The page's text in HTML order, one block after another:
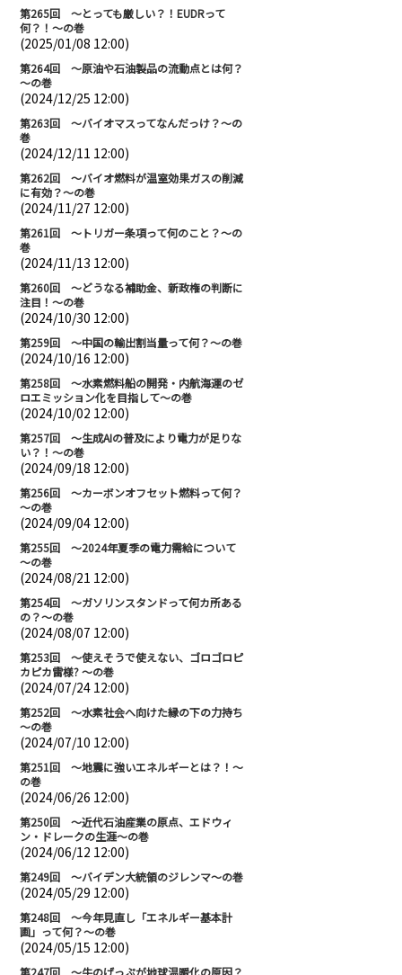
第265回 ～とっても厳しい？！EUDRって
何？！～の巻
(2025/01/08 12:00)
第264回 ～原油や石油製品の流動点とは何？
～の巻
(2024/12/25 12:00)
第263回 ～バイオマスってなんだっけ？～の
巻
(2024/12/11 12:00)
第262回 ～バイオ燃料が温室効果ガスの削減
に有効？～の巻
(2024/11/27 12:00)
第261回 ～トリガー条項って何のこと？～の
巻
(2024/11/13 12:00)
第260回 ～どうなる補助金、新政権の判断に
注目！～の巻
(2024/10/30 12:00)
第259回 ～中国の輸出割当量って何？～の巻
(2024/10/16 12:00)
第258回 ～水素燃料船の開発・内航海運のゼ
ロエミッション化を目指して～の巻
(2024/10/02 12:00)
第257回 ～生成AIの普及により電力が足りな
い？！～の巻
(2024/09/18 12:00)
第256回 ～カーボンオフセット燃料って何？
～の巻
(2024/09/04 12:00)
第255回 ～2024年夏季の電力需給について
～の巻
(2024/08/21 12:00)
第254回 ～ガソリンスタンドって何カ所ある
の？～の巻
(2024/08/07 12:00)
第253回 ～使えそうで使えない、ゴロゴロピ
カピカ雷様? ～の巻
(2024/07/24 12:00)
第252回 ～水素社会へ向けた縁の下の力持ち
～の巻
(2024/07/10 12:00)
第251回 ～地震に強いエネルギーとは？！～
の巻
(2024/06/26 12:00)
第250回 ～近代石油産業の原点、エドウィ
ン・ドレークの生涯～の巻
(2024/06/12 12:00)
第249回 ～バイデン大統領のジレンマ～の巻
(2024/05/29 12:00)
第248回 ～今年見直し「エネルギー基本計
画」って何？～の巻
(2024/05/15 12:00)
第247回 ～牛のげっぷが地球温暖化の原因？